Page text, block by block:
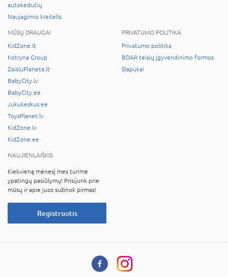
autokėdučių
Naujagimio kraitelis
MŪSŲ DRAUGAI
KidZone.lt
Kotryna Group
ZaisluPlaneta.lt
BabyCity.lv
BabyCity.ee
Jukukeskus.ee
ToysPlanet.lv
KidZone.lv
KidZone.ee
PRIVATUMO POLITIKA
Privatumo politika
BDAR teisių įgyvendinimo formos
Slapukai
NAUJIENLAIŠKIS
Kiekvieną mėnesį mes turime
ypatingų pasiūlymų! Prisijunk prie
mūsų ir apie juos sužinok pirmas!
Registruotis